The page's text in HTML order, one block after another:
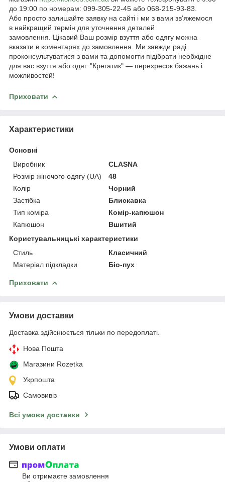
до 19:00 по номерам: 099-305-22-45 або 068-215-93-83.
Або просто залишайте заявку на сайті і ми з вами зв'яжемося
в найкращий термін для уточнення деталей
замовлення. Цікавий Ваш розмір взуття або одягу можна
вказати в коментарях до замовлення. Ми завжди раді
проконсультуватися з вами та допомогти підібрати необхідне
для вас взуття або одяг. "Крегатик" — перехресок бажань і
можливостей!
Приховати
Характеристики
Основні
Виробник
CLASNA
Розмір жіночого одягу (UA)
48
Колір
Чорний
Застібка
Блискавка
Тип коміра
Комір-капюшон
Капюшон
Вшитий
Користувальницькі характеристики
Стиль
Класичний
Матеріал підкладки
Біо-пух
Приховати
Умови доставки
Доставка здійснюється тільки по передоплаті.
Нова Пошта
Магазини Rozetka
Укрпошта
Самовивіз
Всі умови доставки
Умови оплати
Ви отримаєте замовлення